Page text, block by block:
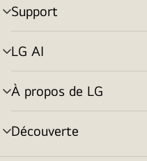
Support
menu
déroulant
LG AI
menu
déroulant
À propos de LG
menu
déroulant
Découverte
menu